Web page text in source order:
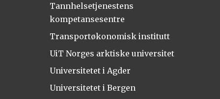
Tannhelsetjenestens
kompetansesentre
Transportøkonomisk institutt
UiT Norges arktiske universitet
Universitetet i Agder
Universitetet i Bergen